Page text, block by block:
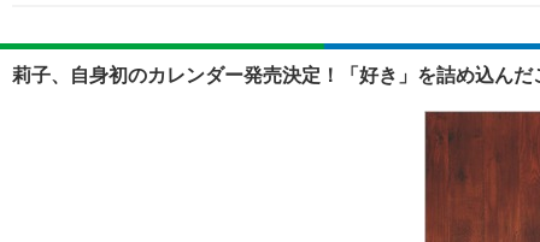
音楽
グラビア
ライフTOP
ペット
リリース一覧
莉子、自身初のカレンダー発売決定！「好き」を詰め込ん